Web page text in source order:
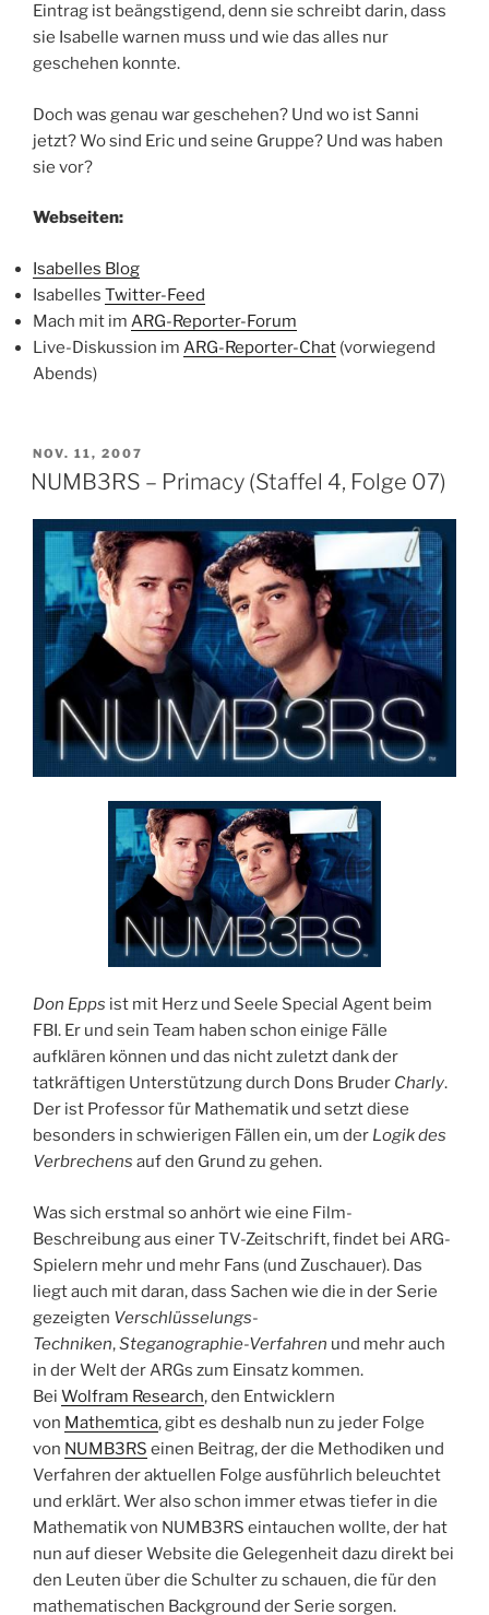
Eintrag ist beängstigend, denn sie schreibt darin, dass
sie Isabelle warnen muss und wie das alles nur
geschehen konnte.
Doch was genau war geschehen? Und wo ist Sanni
jetzt? Wo sind Eric und seine Gruppe? Und was haben
sie vor?
Webseiten:
Isabelles Blog
Isabelles Twitter-Feed
Mach mit im ARG-Reporter-Forum
Live-Diskussion im ARG-Reporter-Chat (vorwiegend
Abends)
VERÖFFENTLICHT
AM
NOV. 11, 2007
NUMB3RS – Primacy (Staffel 4, Folge 07)
Don Epps ist mit Herz und Seele Special Agent beim
FBI. Er und sein Team haben schon einige Fälle
aufklären können und das nicht zuletzt dank der
tatkräftigen Unterstützung durch Dons Bruder Charly.
Der ist Professor für Mathematik und setzt diese
besonders in schwierigen Fällen ein, um der Logik des
Verbrechens auf den Grund zu gehen.
Was sich erstmal so anhört wie eine Film-
Beschreibung aus einer TV-Zeitschrift, findet bei ARG-
Spielern mehr und mehr Fans (und Zuschauer). Das
liegt auch mit daran, dass Sachen wie die in der Serie
gezeigten Verschlüsselungs-
Techniken,Steganographie-Verfahren und mehr auch
in der Welt der ARGs zum Einsatz kommen.
Bei Wolfram Research, den Entwicklern
von Mathemtica, gibt es deshalb nun zu jeder Folge
von NUMB3RS einen Beitrag, der die Methodiken und
Verfahren der aktuellen Folge ausführlich beleuchtet
und erklärt. Wer also schon immer etwas tiefer in die
Mathematik von NUMB3RS eintauchen wollte, der hat
nun auf dieser Website die Gelegenheit dazu direkt bei
den Leuten über die Schulter zu schauen, die für den
mathematischen Background der Serie sorgen.